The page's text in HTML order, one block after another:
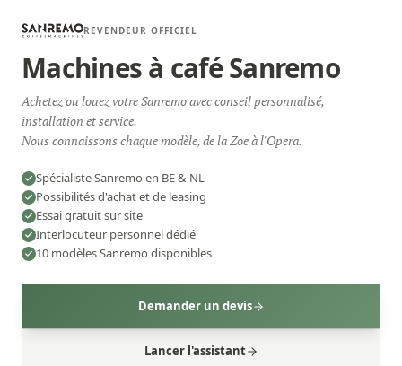
REVENDEUR OFFICIEL
Machines à café Sanremo
Achetez ou louez votre Sanremo avec conseil personnalisé,
installation et service.
Nous connaissons chaque modèle, de la Zoe à l'Opera.
Spécialiste Sanremo en BE & NL
Possibilités d'achat et de leasing
Essai gratuit sur site
Interlocuteur personnel dédié
10 modèles Sanremo disponibles
Demander un devis
Lancer l'assistant